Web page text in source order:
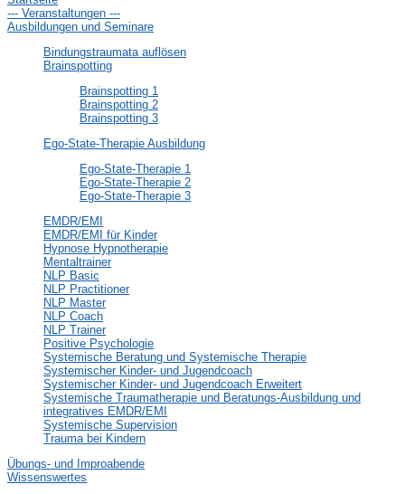
--- Veranstaltungen ---
Ausbildungen und Seminare
Bindungstraumata auflösen
Brainspotting
Brainspotting 1
Brainspotting 2
Brainspotting 3
Ego-State-Therapie Ausbildung
Ego-State-Therapie 1
Ego-State-Therapie 2
Ego-State-Therapie 3
EMDR/EMI
EMDR/EMI für Kinder
Hypnose Hypnotherapie
Mentaltrainer
NLP Basic
NLP Practitioner
NLP Master
NLP Coach
NLP Trainer
Positive Psychologie
Systemische Beratung und Systemische Therapie
Systemischer Kinder- und Jugendcoach
Systemischer Kinder- und Jugendcoach Erweitert
Systemische Traumatherapie und Beratungs-Ausbildung und
integratives EMDR/EMI
Systemische Supervision
Trauma bei Kindern
Übungs- und Improabende
Wissenswertes